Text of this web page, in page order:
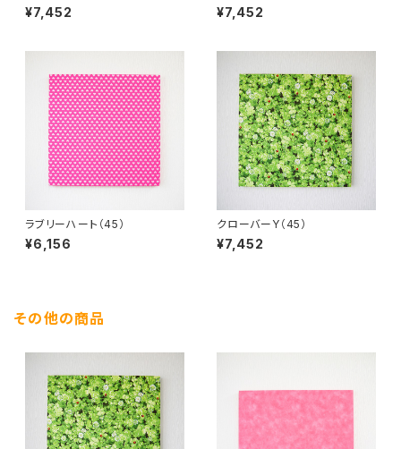
¥7,452 ¥7,452
ラブリーハート（45）
¥6,156
クローバーY（45）
¥7,452
その他の商品